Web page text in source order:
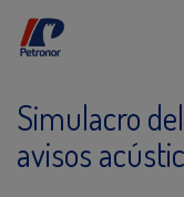
Simulacro
avisos